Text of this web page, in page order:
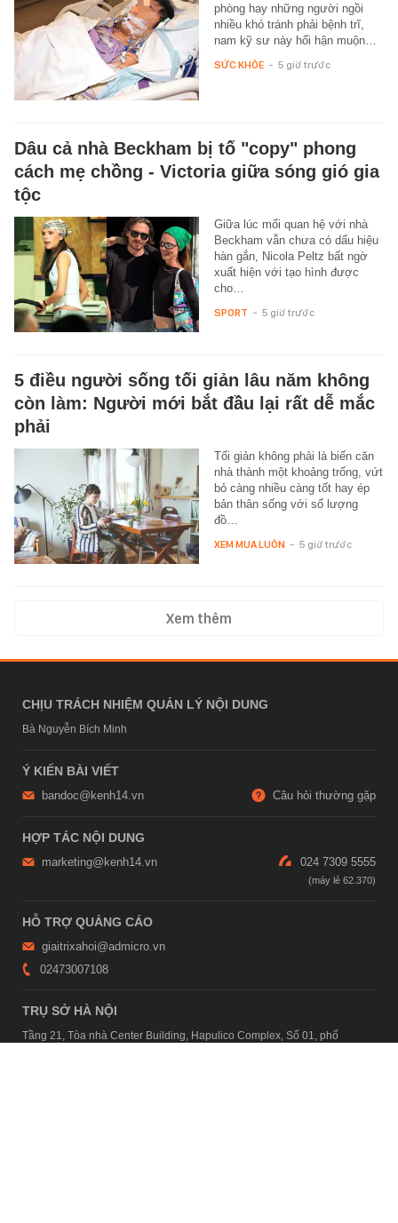
phòng hay những người ngồi
nhiều khó tránh phải bệnh trĩ,
nam kỹ sư này hối hận muộn…
SỨC KHỎE - 5 giờ trước
Dâu cả nhà Beckham bị tố "copy" phong
cách mẹ chồng - Victoria giữa sóng gió gia
tộc
Giữa lúc mối quan hệ với nhà
Beckham vẫn chưa có dấu hiệu
hàn gắn, Nicola Peltz bất ngờ
xuất hiện với tạo hình được
cho…
SPORT - 5 giờ trước
5 điều người sống tối giản lâu năm không
còn làm: Người mới bắt đầu lại rất dễ mắc
phải
Tối giản không phải là biến căn
nhà thành một khoảng trống, vứt
bỏ càng nhiều càng tốt hay ép
bản thân sống với số lượng
đồ…
XEM MUA LUÔN - 5 giờ trước
Xem thêm
CHỊU TRÁCH NHIỆM QUẢN LÝ NỘI DUNG
Bà Nguyễn Bích Minh
Ý KIẾN BÀI VIẾT
bandoc@kenh14.vn Câu hỏi thường gặp
HỢP TÁC NỘI DUNG
marketing@kenh14.vn 024 7309 5555
HỖ TRỢ QUẢNG CÁO
giaitrixahoi@admicro.vn
02473007108
TRỤ SỞ HÀ NỘI
Tầng 21, Tòa nhà Center Building, Hapulico Complex, Số 01, phố